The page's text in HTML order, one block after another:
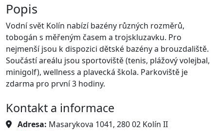
Popis
Vodní svět Kolín nabízí bazény různých rozměrů,
tobogán s měřeným časem a trojskluzavku. Pro
nejmenší jsou k dispozici dětské bazény a brouzdaliště.
Součástí areálu jsou sportoviště (tenis, plážový volejbal,
minigolf), wellness a plavecká škola. Parkoviště je
zdarma pro první 3 hodiny.
Kontakt a informace
Adresa: Masarykova 1041, 280 02 Kolín II